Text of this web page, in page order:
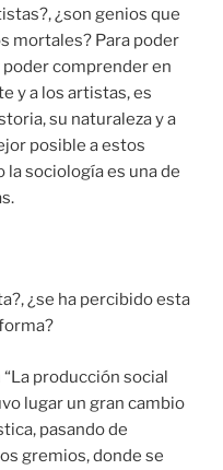
¿son genios que
mortales? Para poder
comprender en
y a los artistas, es
su naturaleza y a
posible a estos
sociología es una de
¿se ha percibido esta
producción social
lugar un gran cambio
pasando de
gremios, donde se